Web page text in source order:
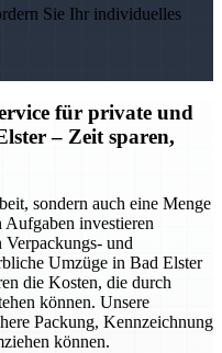
Sie Ihr individuelles
für private und
– Zeit sparen,
sondern auch eine Menge
investieren
und
Umzüge in Bad Elster
die Kosten, die durch
können. Unsere
Packung, Kennzeichnung
können.